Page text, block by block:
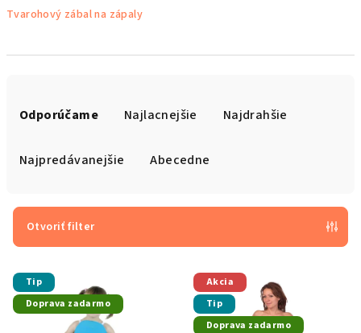
Tvarohový zábal na zápaly
p
r
o
d
Odporúčame Najlacnejšie Najdrahšie
Najpredávanejšie Abecedne
Otvoriť filter
V
ý
p
Tip
Doprava zadarmo
Akcia
Tip
Doprava zadarmo